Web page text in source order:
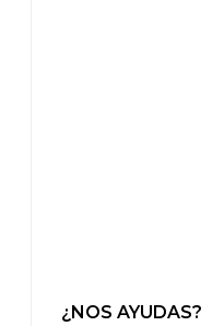
¿NOS AYUDAS?